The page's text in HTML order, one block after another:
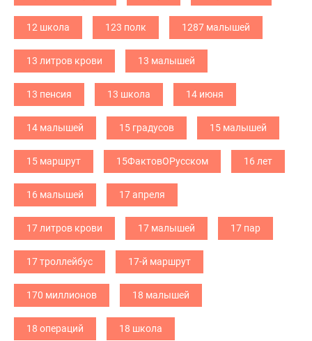
12 школа 123 полк 1287 малышей
13 литров крови 13 малышей
13 пенсия 13 школа 14 июня
14 малышей 15 градусов 15 малышей
15 маршрут 15ФактовОРусском 16 лет
16 малышей 17 апреля
17 литров крови 17 малышей 17 пар
17 троллейбус 17-й маршрут
170 миллионов 18 малышей
18 операций 18 школа